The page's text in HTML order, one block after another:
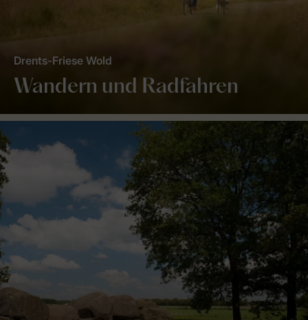
Wandern und Radfahren
Drents-Friese Wold